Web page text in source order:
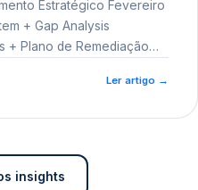
Estratégico Fevereiro
+ Gap Analysis
+ Plano de Remediação
Ler artigo →
insights